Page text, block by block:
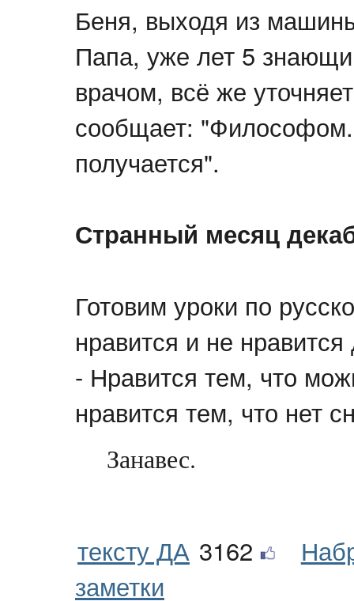
Беня, выходя из
Папа, уже лет 5
врачом, всё же
сообщает:
получается".
Странный месяц
Готовим уроки по
нравится и не
- Нравится тем, что
нравится тем, что нет
Занавес.
тексту ДА 3162
заметки